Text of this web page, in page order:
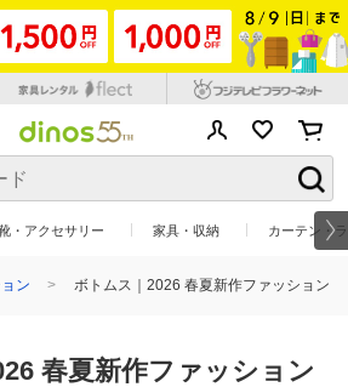
・アクセサリー 家具・収納 カーテン・
ン ボトムス｜2026 春夏新作ファッション
春夏新作ファッション